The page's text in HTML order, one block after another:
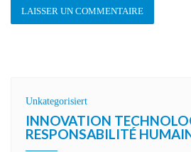
Unkategorisiert
INNOVATION
RESPONSABILITÉ